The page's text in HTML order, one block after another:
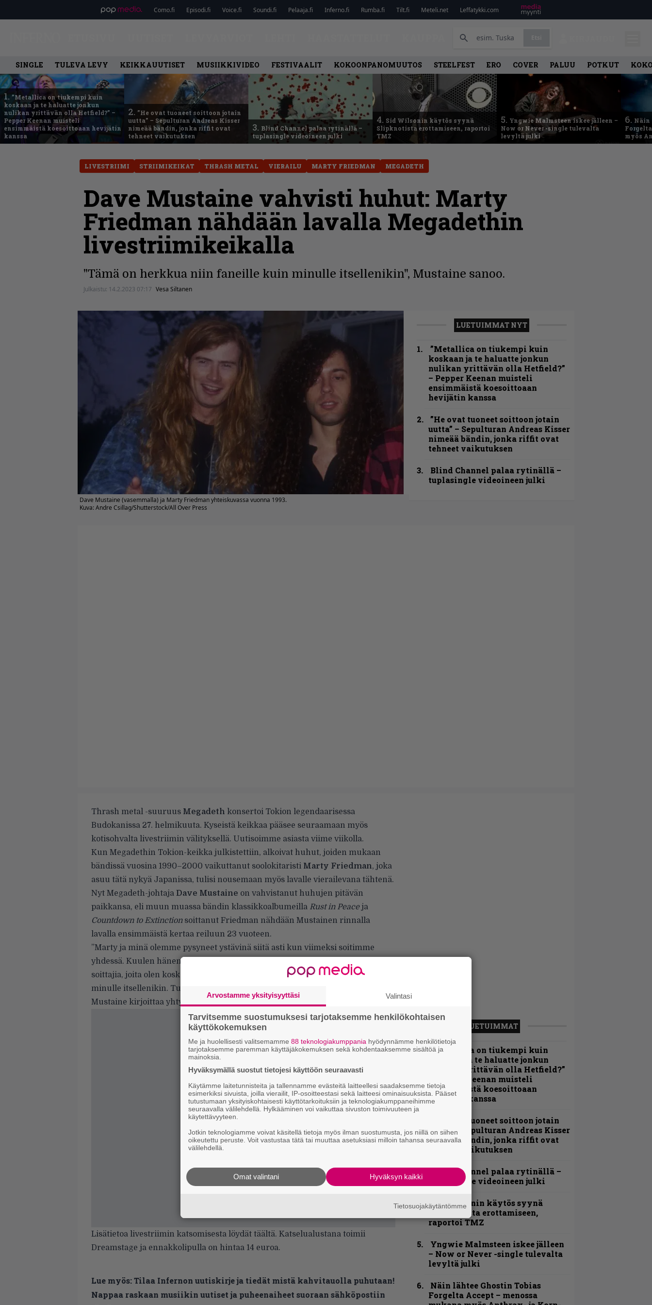
Como.fi Episodi.fi Voice.fi Soundi.fi Pelaaja.fi Inferno.fi Rumba.fi Tilt.fi Meteli.net Leffatykki.com
SINGLE TULEVA LEVY KEIKKAUUTISET MUSIIKKIVIDEO FESTIVAALIT KOKOONPANOMUUTOS STEELFEST ERO COVER PALUU POTKUT
1. ”Metallica on tiukempi kuin
koskaan ja te haluatte jonkun
nulikan yrittävän olla Hetfield?” –
Pepper Keenan muisteli
ensimmäistä koesoittoaan hevijätin
kanssa
2. ”He ovat tuoneet soittoon jotain
uutta” – Sepulturan Andreas Kisser
nimeää bändin, jonka riffit ovat
tehneet vaikutuksen
3. Blind Channel palaa rytinällä –
tuplasingle videoineen julki
4. Sid Wilsonin käytös syynä
Slipknotista erottamiseen, raportoi
TMZ
5. Yngwie Malmsteen iskee jälleen –
Now or Never -single tulevalta
levyltä julki
6. Näin
myös
LIVESTRIIMI STRIIMIKEIKAT THRASH METAL VIERAILU MARTY FRIEDMAN MEGADETH
Dave Mustaine vahvisti huhut: Marty
Friedman nähdään lavalla Megadethin
livestriimikeikalla
"Tämä on herkkua niin faneille kuin minulle itsellenikin", Mustaine sanoo.
Julkaistu: 14.2.2023 07:17 Vesa Siltanen
Dave Mustaine (vasemmalla) ja Marty Friedman yhteiskuvassa vuonna 1993.
Kuva: Andre Csillag/Shutterstock/All Over Press
LUETUIMMAT NYT
”Metallica on tiukempi kuin
koskaan ja te haluatte jonkun
nulikan yrittävän olla Hetfield?”
– Pepper Keenan muisteli
ensimmäistä koesoittoaan
hevijätin kanssa
”He ovat tuoneet soittoon jotain
uutta” – Sepulturan Andreas Kisser
nimeää bändin, jonka riffit ovat
tehneet vaikutuksen
Blind Channel palaa rytinällä –
tuplasingle videoineen julki
Thrash metal -suuruus Megadeth konsertoi Tokion legendaarisessa
Budokanissa 27. helmikuuta. Kyseistä keikkaa pääsee seuraamaan myös
kotisohvalta livestriimin välityksellä. Uutisoimme asiasta viime viikolla.
Kun Megadethin Tokion-keikka julkistettiin, alkoivat huhut, joiden mukaan
bändissä vuosina 1990–2000 vaikuttanut soolokitaristi Marty Friedman, joka
asuu tätä nykyä Japanissa, tulisi nousemaan myös lavalle vierailevana tähtenä.
Nyt Megadeth-johtaja Dave Mustaine on vahvistanut huhujen pitävän
paikkansa, eli muun muassa bändin klassikkoalbumeilla Rust in Peaceja
Countdown to Extinctionsoittanut Friedman nähdään Mustainen rinnalla
lavalla ensimmäistä kertaa reiluun 23 vuoteen.
”Marty ja minä olemme pysyneet ystävinä siitä asti kun viimeksi soitimme
yhdessä. Kuulen hänen musiikkiaan joka ilta ja hän on edelleen hienoimpia
soittajia, joita olen koskaan kuullut. Tämä on herkkua niin faneille kuin
minulle itsellenikin. Tulen nauttimaan tästä yhtä paljon kuin fanimme”,
Mustaine kirjoittaa yhtyeen some-kanavissa.
Lisätietoa livestriimin katsomisesta löydät täältä. Katselualustana toimii
Dreamstage ja ennakkolipulla on hintaa 14 euroa.
Lue myös:Tilaa Infernon uutiskirje ja tiedät mistä kahvitauolla puhutaan!
Nappaa raskaan musiikin uutiset ja puheenaiheet suoraan sähköpostiin
LUETUIMMAT
”Metallica on tiukempi kuin
koskaan ja te haluatte jonkun
nulikan yrittävän olla Hetfield?”
– Pepper Keenan muisteli
ensimmäistä koesoittoaan
hevijätin kanssa
”He ovat tuoneet soittoon jotain
uutta” – Sepulturan Andreas Kisser
nimeää bändin, jonka riffit ovat
tehneet vaikutuksen
Blind Channel palaa rytinällä –
tuplasingle videoineen julki
Sid Wilsonin käytös syynä
Slipknotista erottamiseen,
raportoi TMZ
Yngwie Malmsteen iskee jälleen
– Now or Never -single tulevalta
levyltä julki
Näin lähtee Ghostin Tobias
Forgelta Accept – menossa
Arvostamme yksityisyyttäsi Valintasi
Tarvitsemme suostumuksesi tarjotaksemme henkilökohtaisen
käyttökokemuksen
Me ja huolellisesti valitsemamme 88 teknologiakumppania hyödynnämme henkilötietoja
tarjotaksemme paremman käyttäjäkokemuksen sekä kohdentaaksemme sisältöä ja
mainoksia.
Hyväksymällä suostut tietojesi käyttöön seuraavasti
Käytämme laitetunnisteita ja tallennamme evästeitä laitteellesi saadaksemme tietoja
esimerkiksi sivuista, joilla vierailit, IP-osoitteestasi sekä laitteesi ominaisuuksista. Pääset
tutustumaan yksityiskohtaisesti käyttötarkoituksiin ja teknologiakumppaneihimme
seuraavalla välilehdellä. Hylkääminen voi vaikuttaa sivuston toimivuuteen ja
käytettävyyteen.
Jotkin teknologiamme voivat käsitellä tietoja myös ilman suostumusta, jos niillä on siihen
oikeutettu peruste. Voit vastustaa tätä tai muuttaa asetuksiasi milloin tahansa seuraavalla
välilehdellä.
Hyväksyn kaikki
Omat valintani
Tietosuojakäytäntömme